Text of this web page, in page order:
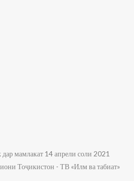
мамлакат 14 апрели соли 2021
Тоҷикистон - ТВ «Илм ва табиат»